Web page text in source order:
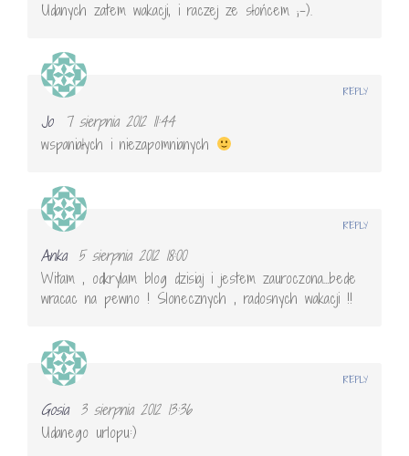
Udanych zatem wakacji, i raczej ze słońcem ;-).
Jo
7 sierpnia 2012 11:44
wspaniałych i niezapomnianych
REPLY
Anka
5 sierpnia 2012 18:00
Witam , odkrylam blog dzisiaj i jestem zauroczona…bede
wracac na pewno ! Slonecznych , radosnych wakacji !!
REPLY
Gosia
3 sierpnia 2012 13:36
Udanego urlopu:)
REPLY